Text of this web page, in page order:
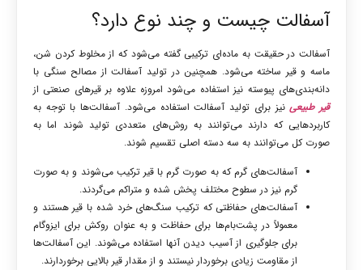
آسفالت چیست و چند نوع دارد؟
آسفالت در حقیقت به ماده‌ای ترکیبی گفته می‌شود که از مخلوط کردن شن،
ماسه و قیر ساخته می‌شود. همچنین در تولید آسفالت از مصالح سنگی با
دانه‌بندی‌های پیوسته نیز استفاده می‌شود امروزه علاوه بر قیرهای صنعتی از
قیر طبیعینیز برای تولید آسفالت استفاده می‌شود. آسفالت‌ها با توجه به
کاربردهایی که دارند می‌توانند به روش‌های متعددی تولید شوند اما به
صورت کل می‌توانند به سه دسته اصلی تقسیم شوند.
آسفالت‌های گرم که به صورت گرم با قیر ترکیب می‌شوند و به صورت
گرم نیز در سطوح مختلف پخش شده و متراکم می‌گردند.
آسفالت‌های حفاظتی که ترکیب سنگ‌های خرد شده با قیر هستند و
معمولاً در پشت‌بام‌ها برای حفاظت و به عنوان روکش برای ایزوگام
برای جلوگیری از آسیب دیدن آنها استفاده می‌شوند. این آسفالت‌ها
از مقاومت زیادی برخوردار نیستند و از مقدار قیر بالایی برخوردارند.